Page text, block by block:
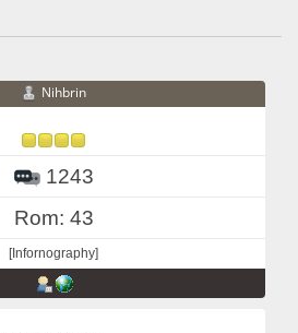
Nihbrin
1243
Rom: 43
[Infornography]